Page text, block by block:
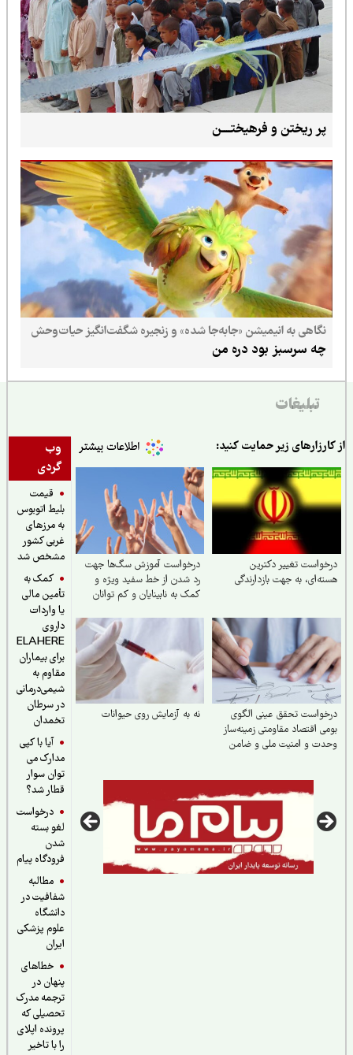
پر ریختن و فرهیختــــن
نگاهی به انیمیشن «جابه‌جا شده» و زنجیره شگفت‌انگیز حیات‌وحش
چه سرسبز بود دره من
تبلیغات
وب
گردی
قیمت
بلیط اتوبوس
به مرزهای
غربی کشور
مشخص شد
کمک به
تأمین مالی
یا واردات
داروی
ELAHERE
برای بیماران
مقاوم به
شیمی‌درمانی
در سرطان
تخمدان
آیا با کپی
مدارک می
توان سوار
قطار شد؟
درخواست
لغو بسته
فرودگاه پیام
مطالبه
شفافیت در
دانشگاه
علوم پزشکی
خطاهای
پنهان در
ترجمه مدرک
تحصیلی که
پرونده اپلای
را با تاخیر
زیر حمایت کنید:
تغییر دکترین
به جهت بازدارندگی
درخواست آموزش سگ‌ها جهت
رد شدن از خط سفید ویژه و
کمک به نابینایان و کم توانان
تحقق عینی الگوی
اقتصاد مقاومتی زمینه‌ساز
و امنیت ملی و ضامن
نه به آزمایش روی حیوانات